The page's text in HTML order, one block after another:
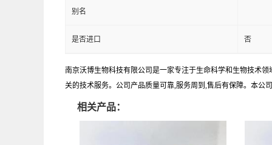
别名
是否进口 否
南京沃博生物科技有限公司是一家专注于生命科学和生物技术
关的技术服务。公司产品质量可靠,服务周到,售后有保障。本公
相关产品：